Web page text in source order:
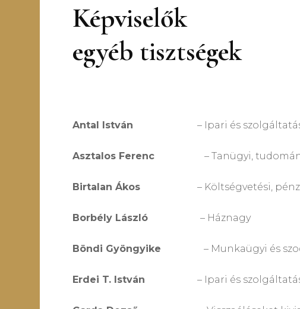
Képviselők
egyéb tisztségek
Antal István – Ipari és szolgáltatási
Asztalos Ferenc – Tanügyi, tudomány-,
Birtalan Ákos – Költségvetési, pénz és
Borbély László – Háznagy
Böndi Gyöngyike – Munkaügyi és
Erdei T. István – Ipari és